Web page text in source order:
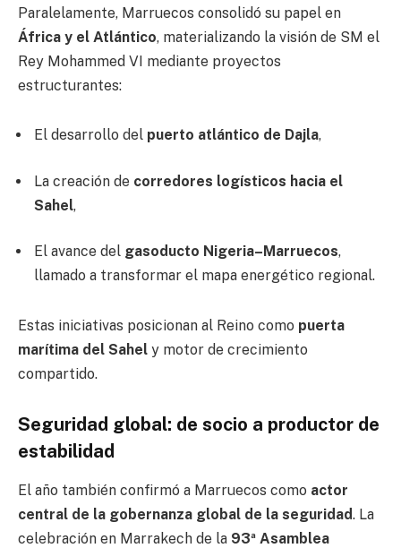
Paralelamente, Marruecos consolidó su papel en
África y el Atlántico, materializando la visión de SM el
Rey Mohammed VI mediante proyectos
estructurantes:
El desarrollo del puerto atlántico de Dajla,
La creación de corredores logísticos hacia el
Sahel,
El avance del gasoducto Nigeria–Marruecos,
llamado a transformar el mapa energético regional.
Estas iniciativas posicionan al Reino como puerta
marítima del Sahel y motor de crecimiento
compartido.
Seguridad global: de socio a productor de
estabilidad
El año también confirmó a Marruecos como actor
central de la gobernanza global de la seguridad. La
celebración en Marrakech de la 93ª Asamblea